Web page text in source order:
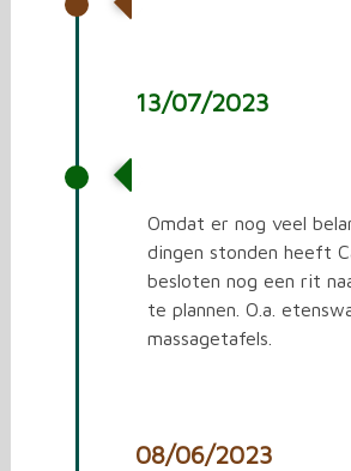
13/07/2023
Omdat er nog veel
dingen stonden heeft
besloten nog een rit
te plannen. O.a.
massagetafels.
08/06/2023